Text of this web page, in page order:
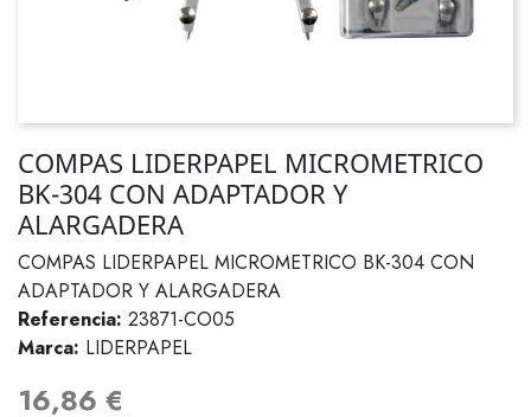
COMPAS LIDERPAPEL MICROMETRICO
BK-304 CON ADAPTADOR Y
ALARGADERA
COMPAS LIDERPAPEL MICROMETRICO BK-304 CON
ADAPTADOR Y ALARGADERA
Referencia: 23871-CO05
Marca: LIDERPAPEL
16,86 €